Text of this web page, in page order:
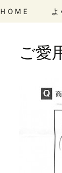
ＨＯＭＥ よ
ご愛